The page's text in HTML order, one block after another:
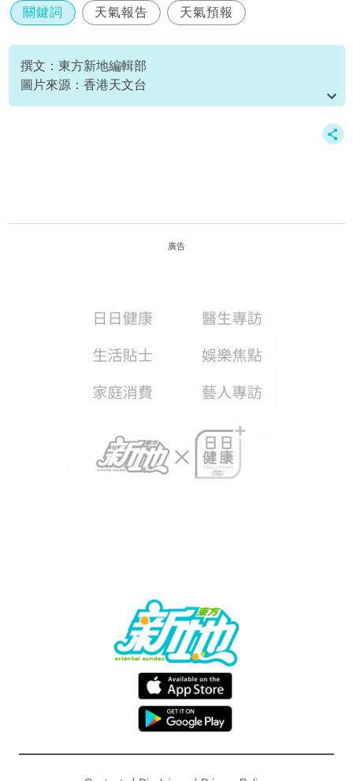
關鍵詞 天氣報告 天氣預報
撰文：東方新地編輯部
圖片來源：香港天文台
資料或影片來源：香港天文台
廣告